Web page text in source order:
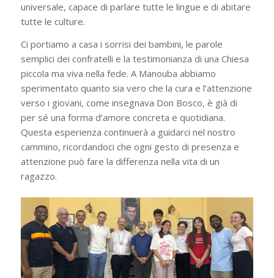
universale, capace di parlare tutte le lingue e di abitare
tutte le culture.
Ci portiamo a casa i sorrisi dei bambini, le parole
semplici dei confratelli e la testimonianza di una Chiesa
piccola ma viva nella fede. A Manouba abbiamo
sperimentato quanto sia vero che la cura e l’attenzione
verso i giovani, come insegnava Don Bosco, è già di
per sé una forma d’amore concreta e quotidiana.
Questa esperienza continuerà a guidarci nel nostro
cammino, ricordandoci che ogni gesto di presenza e
attenzione può fare la differenza nella vita di un
ragazzo.